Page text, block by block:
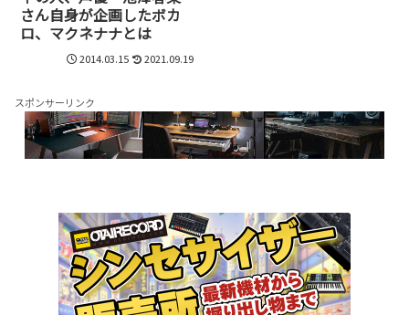
さん自身が企画したボカ
ロ、マクネナナとは
2014.03.15 2021.09.19
スポンサーリンク